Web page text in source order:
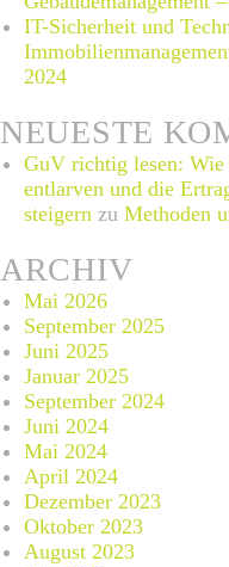
IT-Sicherheit und
2024
NEUESTE
GuV richtig lesen:
entlarven und die
steigern zu Methoden
ARCHIV
Mai 2026
September 2025
Juni 2025
Januar 2025
September 2024
Juni 2024
Mai 2024
April 2024
Dezember 2023
Oktober 2023
August 2023